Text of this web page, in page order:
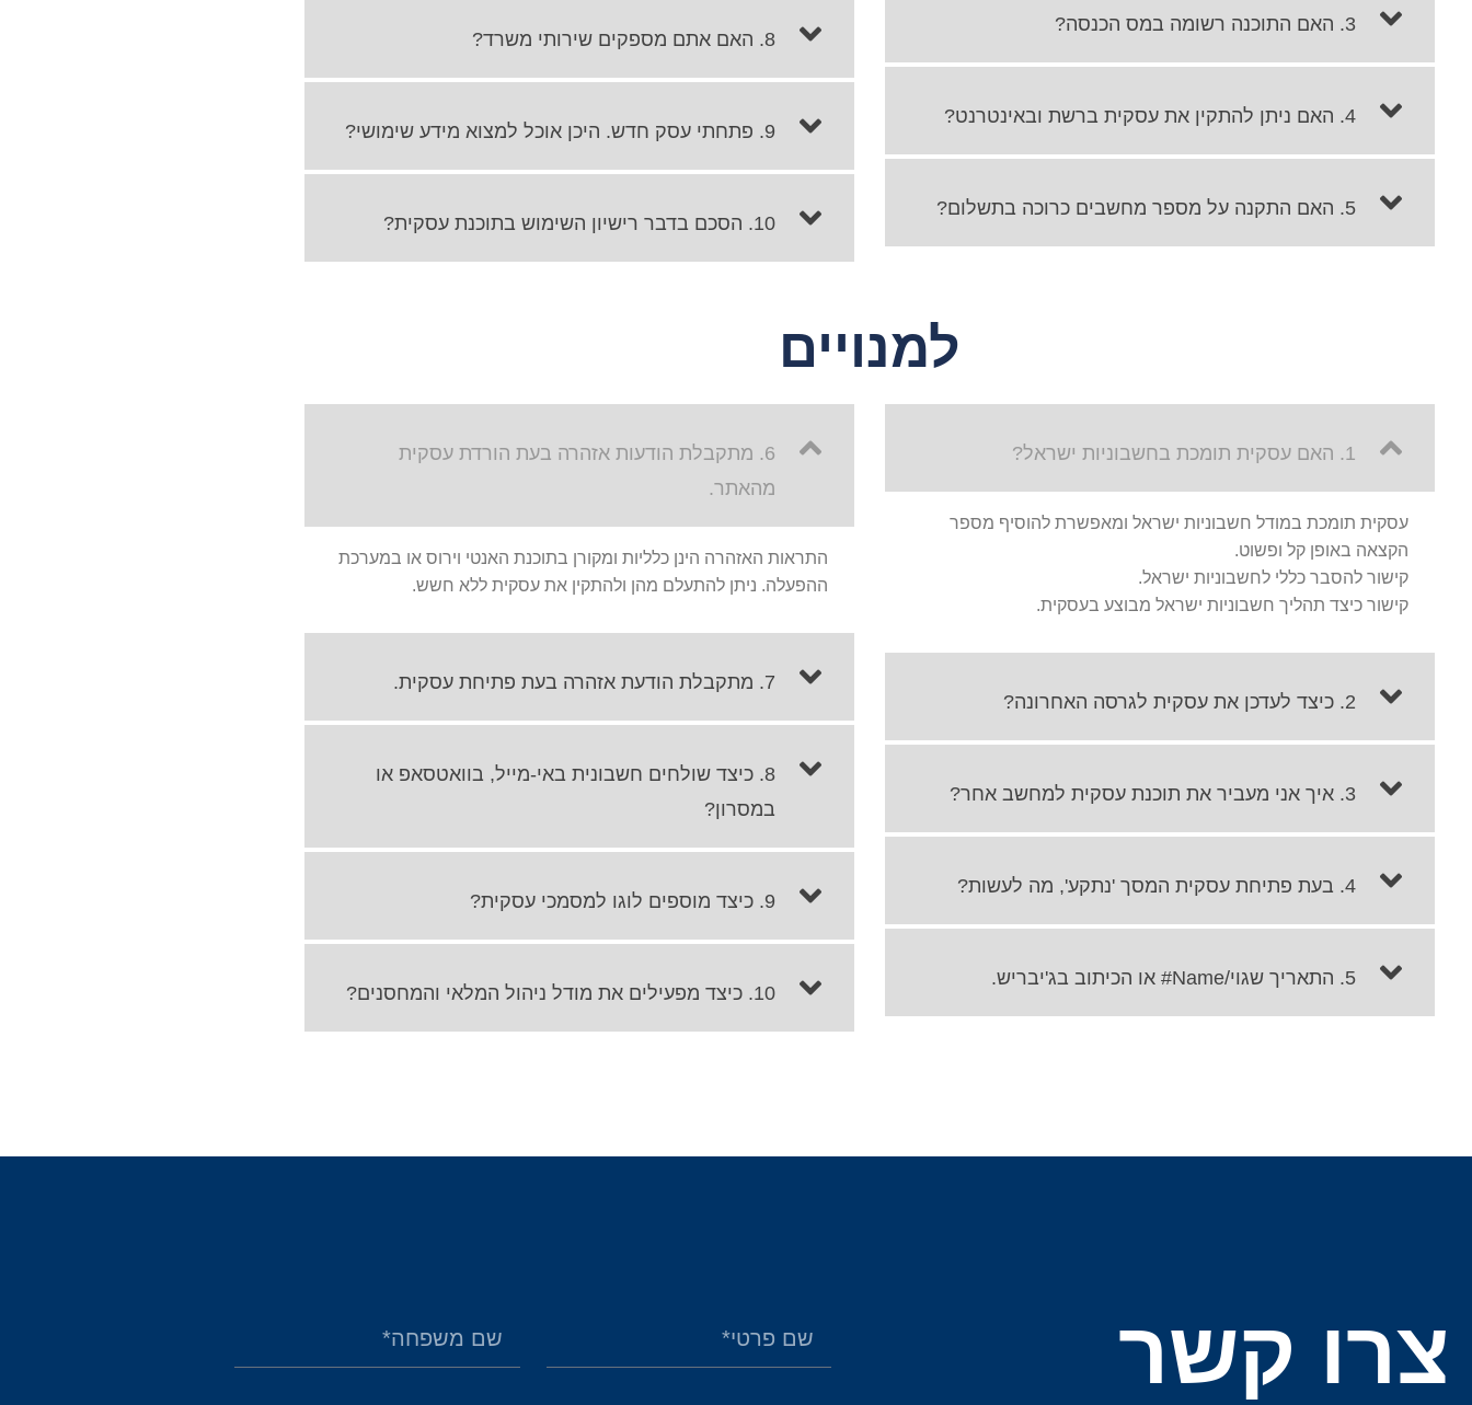
3. האם התוכנה רשומה במס הכנסה?
4. האם ניתן להתקין את עסקית ברשת ובאינטרנט?
5. האם התקנה על מספר מחשבים כרוכה בתשלום?
8. האם אתם מספקים שירותי משרד?
9. פתחתי עסק חדש. היכן אוכל למצוא מידע שימושי?
10. הסכם בדבר רישיון השימוש בתוכנת עסקית?
למנויים
1. האם עסקית תומכת בחשבוניות ישראל?
עסקית תומכת במודל חשבוניות ישראל ומאפשרת להוסיף מספר
הקצאה באופן קל ופשוט.
קישור להסבר כללי לחשבוניות ישראל.
קישור כיצד תהליך חשבוניות ישראל מבוצע בעסקית.
2. כיצד לעדכן את עסקית לגרסה האחרונה?
3. איך אני מעביר את תוכנת עסקית למחשב אחר?
4. בעת פתיחת עסקית המסך 'נתקע', מה לעשות?
5. התאריך שגוי/Name# או הכיתוב בג'יבריש.
6. מתקבלת הודעות אזהרה בעת הורדת עסקית
מהאתר.
התראות האזהרה הינן כלליות ומקורן בתוכנת האנטי וירוס או במערכת
ההפעלה. ניתן להתעלם מהן ולהתקין את עסקית ללא חשש.
7. מתקבלת הודעת אזהרה בעת פתיחת עסקית.
8. כיצד שולחים חשבונית באי-מייל, בוואטסאפ או
במסרון?
9. כיצד מוספים לוגו למסמכי עסקית?
10. כיצד מפעילים את מודל ניהול המלאי והמחסנים?
צרו קשר